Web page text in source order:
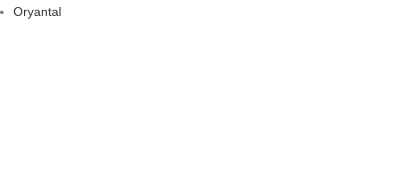
Oryantal